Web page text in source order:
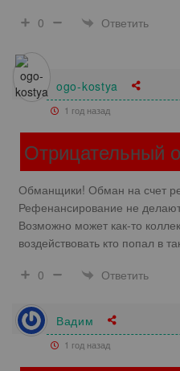
0
Ответить
ogo-kostya
1 год назад
Отрицательный
Обманщики! Обман на счет
Рефенансирование не
Возможно может как-то
воздействовать кто попал в
0
Ответить
Вадим
1 год назад